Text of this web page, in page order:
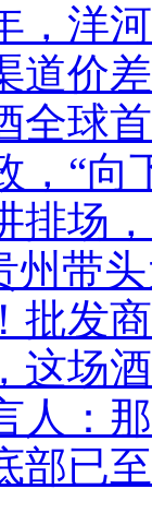
，洋
道价
全球
，“向
排场
州带
批发
这场
人：
部已